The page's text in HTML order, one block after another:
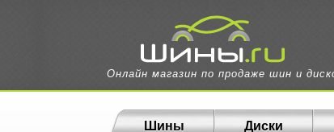
Онлайн магазин по продаже шин и
Шины Диски